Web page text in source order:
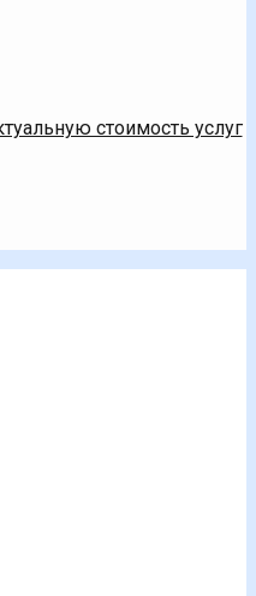
стоимость услуг